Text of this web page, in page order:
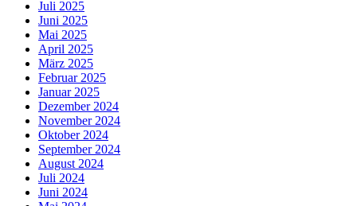
Juli 2025
Juni 2025
Mai 2025
April 2025
März 2025
Februar 2025
Januar 2025
Dezember 2024
November 2024
Oktober 2024
September 2024
August 2024
Juli 2024
Juni 2024